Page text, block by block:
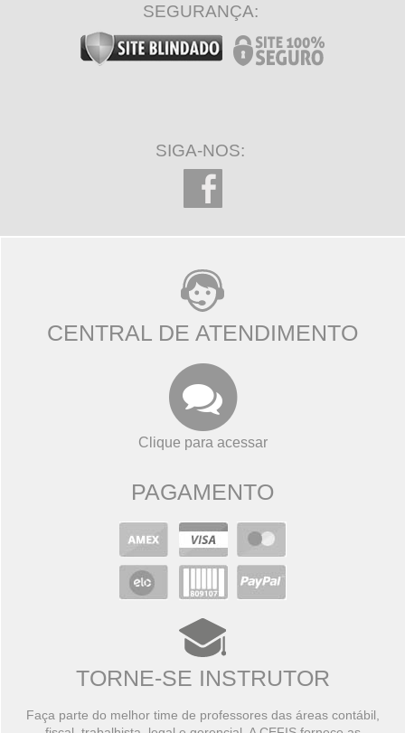
SEGURANÇA:
SIGA-NOS:
CENTRAL DE ATENDIMENTO
Clique para acessar
PAGAMENTO
TORNE-SE INSTRUTOR
Faça parte do melhor time de professores das áreas contábil,